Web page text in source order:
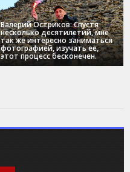
Валерий Остриков: Спустя
несколько десятилетий, мне
так же интересно заниматься
фотографией, изучать ее,
этот процесс бесконечен.